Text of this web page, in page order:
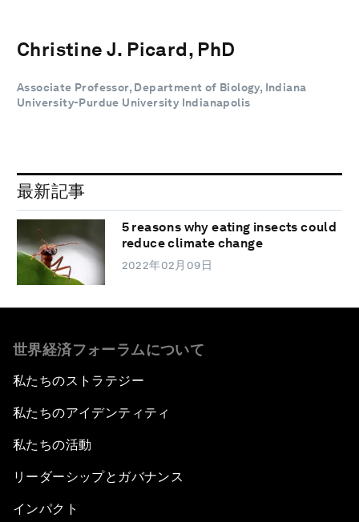
Christine J. Picard, PhD
Associate Professor, Department of Biology, Indiana
University-Purdue University Indianapolis
最新記事
5 reasons why eating insects could
reduce climate change
2022年02月09日
世界経済フォーラムについて
私たちのストラテジー
私たちのアイデンティティ
私たちの活動
リーダーシップとガバナンス
インパクト